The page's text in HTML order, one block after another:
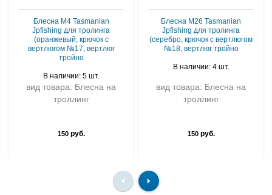
Блесна M4 Tasmanian
Jpfishing для тролинга
(оранжевый, крючок с
вертлюгом №17, вертлюг
тройно
В наличии: 5 шт.
вид товара: Блесна на
троллинг
150руб.
Блесна M26 Tasmanian
Jpfishing для тролинга
(серебро, крючок с вертлюгом
№18, вертлюг тройно
В наличии: 4 шт.
вид товара: Блесна на
троллинг
150руб.